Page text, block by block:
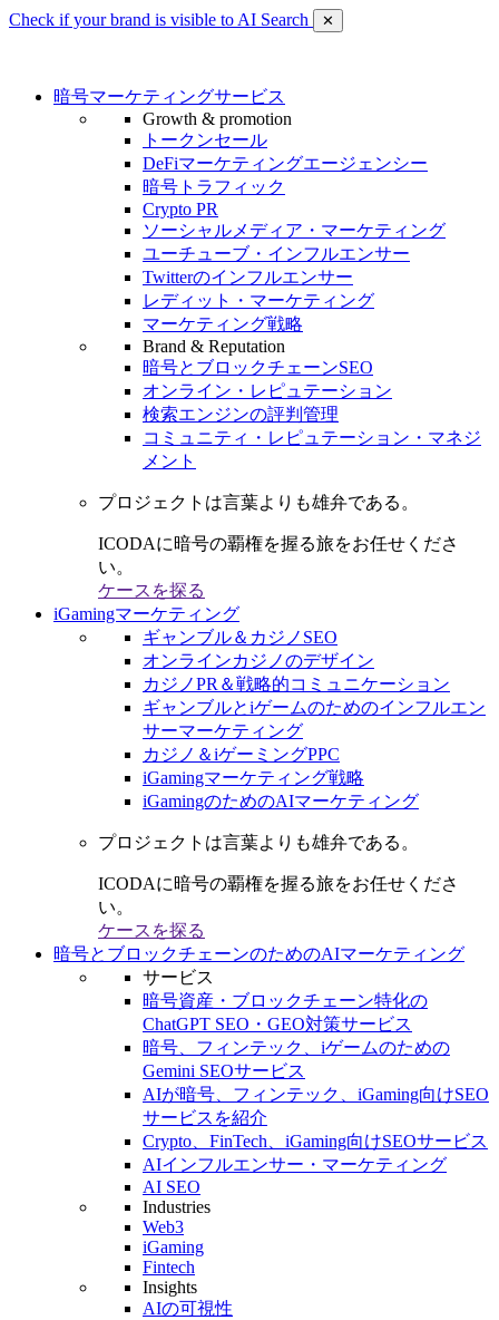
Check if your brand is visible to AI Search ✕
暗号マーケティングサービス
Growth & promotion
トークンセール
DeFiマーケティングエージェンシー
暗号トラフィック
Crypto PR
ソーシャルメディア・マーケティング
ユーチューブ・インフルエンサー
Twitterのインフルエンサー
レディット・マーケティング
マーケティング戦略
Brand & Reputation
暗号とブロックチェーンSEO
オンライン・レピュテーション
検索エンジンの評判管理
コミュニティ・レピュテーション・マネジ
メント
プロジェクトは言葉よりも雄弁である。
ICODAに暗号の覇権を握る旅をお任せくださ
い。
ケースを探る
iGamingマーケティング
ギャンブル＆カジノSEO
オンラインカジノのデザイン
カジノPR＆戦略的コミュニケーション
ギャンブルとiゲームのためのインフルエン
サーマーケティング
カジノ＆iゲーミングPPC
iGamingマーケティング戦略
iGamingのためのAIマーケティング
プロジェクトは言葉よりも雄弁である。
ICODAに暗号の覇権を握る旅をお任せくださ
い。
ケースを探る
暗号とブロックチェーンのためのAIマーケティング
サービス
暗号資産・ブロックチェーン特化の
ChatGPT SEO・GEO対策サービス
暗号、フィンテック、iゲームのための
Gemini SEOサービス
AIが暗号、フィンテック、iGaming向けSEO
サービスを紹介
Crypto、FinTech、iGaming向けSEOサービス
AIインフルエンサー・マーケティング
AI SEO
Industries
Web3
iGaming
Fintech
Insights
AIの可視性